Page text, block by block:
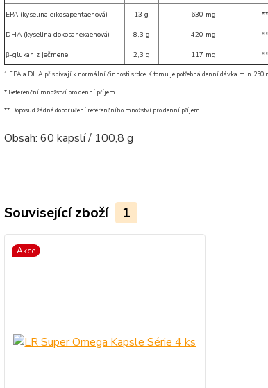
EPA (kyselina eikosapentaenová) 13 g 630 mg **
DHA (kyselina dokosahexaenová) 8,3 g 420 mg **
β-glukan z ječmene 2,3 g 117 mg **
1 EPA a DHA přispívají k normální činnosti srdce. K tomu je potřebná denní dávka min. 250
* Referenční množství pro denní příjem.
** Doposud žádné doporučení referenčního množství pro denní příjem.
Obsah: 60 kapslí / 100,8 g
Související zboží 1
Akce